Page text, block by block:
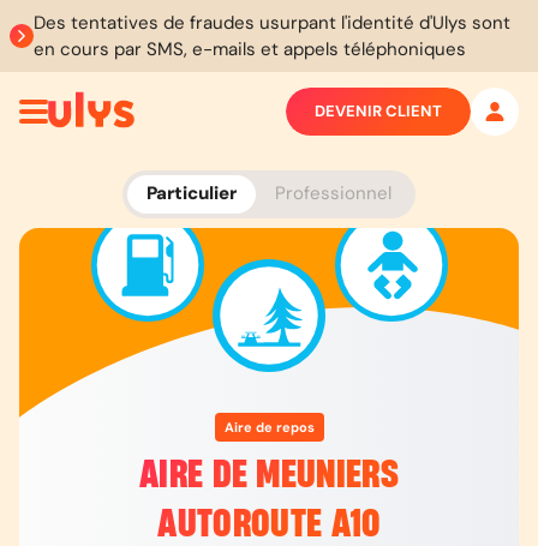
Des tentatives de fraudes usurpant l'identité d'Ulys sont
en cours par SMS, e-mails et appels téléphoniques
Particulier Professionnel
DEVENIR CLIENT
Aire de repos
AIRE DE MEUNIERS
AUTOROUTE A10